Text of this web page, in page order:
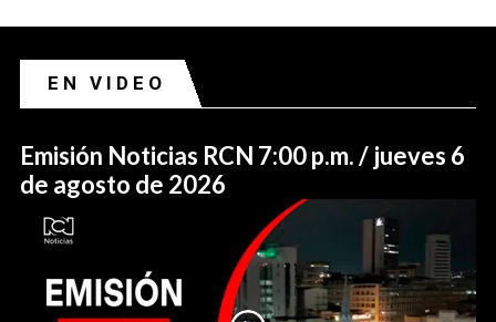
EN VIDEO
Emisión Noticias RCN 7:00 p.m. / jueves 6
de agosto de 2026